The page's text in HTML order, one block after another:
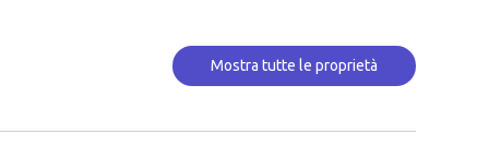
Mostra tutte le proprietà